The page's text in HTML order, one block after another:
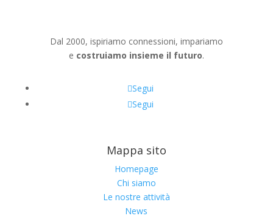
Dal 2000, ispiriamo connessioni, impariamo
e costruiamo insieme il futuro.
Segui
Segui
Mappa sito
Homepage
Chi siamo
Le nostre attività
News